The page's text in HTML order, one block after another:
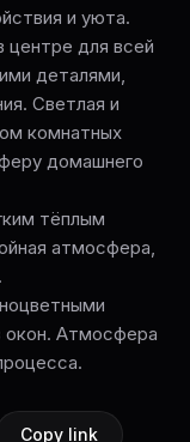
и уюта.
центре для всей
деталями,
Светлая и
комнатных
домашнего
тёплым
атмосфера,
окон. Атмосфера
Copy link